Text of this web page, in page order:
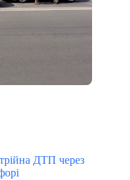
ДТП через